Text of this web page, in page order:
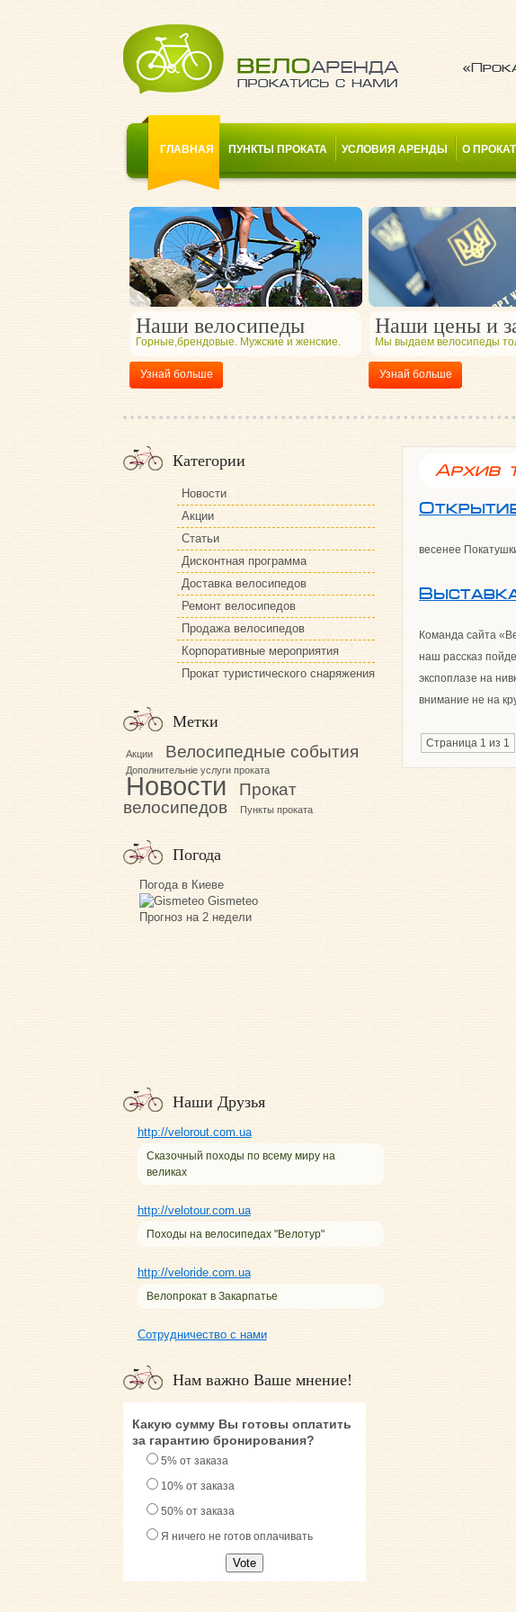
ГЛАВНАЯ ПУНКТЫ ПРОКАТА УСЛОВИЯ АРЕНДЫ О
Наши велосипеды
Горные,брендовые. Мужские и женские.
Узнай больше
Наши цены и
Мы выдаем велосипеды
Узнай больше
Категории
Новости
Акции
Статьи
Дисконтная программа
Доставка велосипедов
Ремонт велосипедов
Продажа велосипедов
Корпоративные мероприятия
Прокат туристического снаряжения
Метки
Акции Велосипедные события
Дополнительніе услуги проката
Новости
Прокат
велосипедов
Пункты проката
Погода
Погода в Киеве
Gismeteo
Прогноз на 2 недели
Наши Друзья
http://velorout.com.ua
Сказочный походы по всему миру на
великах
http://velotour.com.ua
Походы на велосипедах "Велотур"
http://veloride.com.ua
Велопрокат в Закарпатье
Сотрудничество с нами
Нам важно Ваше мнение!
Какую сумму Вы готовы оплатить
за гарантию бронирования?
5% от заказа
10% от заказа
50% от заказа
Я ничего не готов оплачивать
Vote
Архив
весенее
Команда сайта
наш рассказ
экспоплазе на
внимание не на
Страница 1 из 1